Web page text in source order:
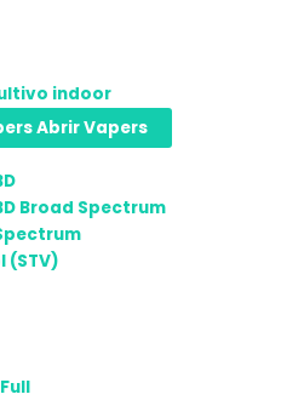
Abrir Vapers
Broad Spectrum
(STV)